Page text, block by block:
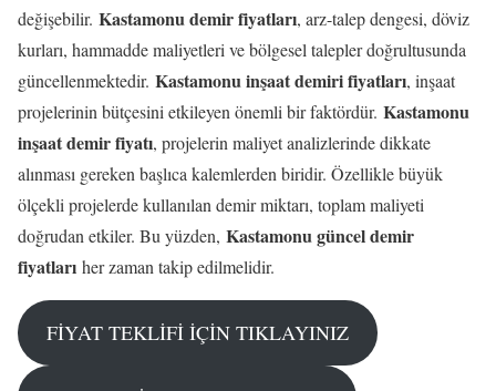
değişebilir. Kastamonu demir fiyatları, arz-talep dengesi, döviz
kurları, hammadde maliyetleri ve bölgesel talepler doğrultusunda
güncellenmektedir. Kastamonu inşaat demiri fiyatları, inşaat
projelerinin bütçesini etkileyen önemli bir faktördür. Kastamonu
inşaat demir fiyatı, projelerin maliyet analizlerinde dikkate
alınması gereken başlıca kalemlerden biridir. Özellikle büyük
ölçekli projelerde kullanılan demir miktarı, toplam maliyeti
doğrudan etkiler. Bu yüzden, Kastamonu güncel demir
fiyatları her zaman takip edilmelidir.
FİYAT TEKLİFİ İÇİN TIKLAYINIZ